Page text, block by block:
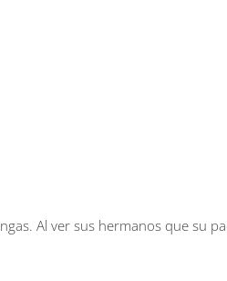
Al ver sus hermanos que su